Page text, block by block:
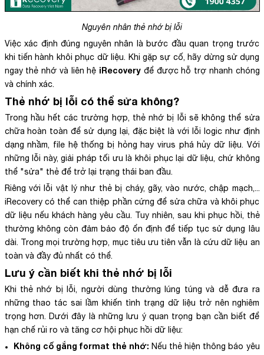
Nguyên nhân thẻ nhớ bị lỗi
Việc xác định đúng nguyên nhân là bước đầu quan trọng trước
khi tiến hành khôi phục dữ liệu. Khi gặp sự cố, hãy dừng sử dụng
ngay thẻ nhớ và liên hệ iRecovery để được hỗ trợ nhanh chóng
và chính xác.
Thẻ nhớ bị lỗi có thể sửa không?
Trong hầu hết các trường hợp, thẻ nhớ bị lỗi sẽ không thể sửa
chữa hoàn toàn để sử dụng lại, đặc biệt là với lỗi logic như định
dạng nhầm, file hệ thống bị hỏng hay virus phá hủy dữ liệu. Với
những lỗi này, giải pháp tối ưu là khôi phục lại dữ liệu, chứ không
thể "sửa" thẻ để trở lại trạng thái ban đầu.
Riêng với lỗi vật lý như thẻ bị cháy, gãy, vào nước, chập mạch,...
iRecovery có thể can thiệp phần cứng để sửa chữa và khôi phục
dữ liệu nếu khách hàng yêu cầu. Tuy nhiên, sau khi phục hồi, thẻ
thường không còn đảm bảo độ ổn định để tiếp tục sử dụng lâu
dài. Trong mọi trường hợp, mục tiêu ưu tiên vẫn là cứu dữ liệu an
toàn và đầy đủ nhất có thể.
Lưu ý cần biết khi thẻ nhớ bị lỗi
Khi thẻ nhớ bị lỗi, người dùng thường lúng túng và dễ đưa ra
những thao tác sai lầm khiến tình trạng dữ liệu trở nên nghiêm
trọng hơn. Dưới đây là những lưu ý quan trọng bạn cần biết để
hạn chế rủi ro và tăng cơ hội phục hồi dữ liệu:
Không cố gắng format thẻ nhớ: Nếu thẻ hiện thông báo yêu